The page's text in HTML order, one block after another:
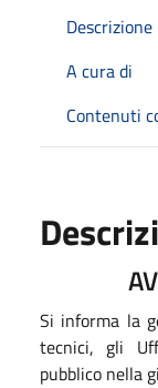
Descrizione
A cura di
Contenuti
Si informa la
tecnici, gli
pubblico nella